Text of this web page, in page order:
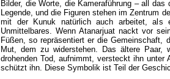
Bilder, die Worte, die Kameraführung – all
Legende, und die Figuren stehen im Zentrum
mit der Kunuk natürlich auch arbeitet, als
Unmittelbares. Wenn Atanarjuat nackt vor
Füßen, so repräsentiert er die Gemeinschaft,
Mut, dem zu widerstehen. Das ältere
drohenden Tod, aufnimmt, versteckt ihn
schützt ihn. Diese Symbolik ist Teil der